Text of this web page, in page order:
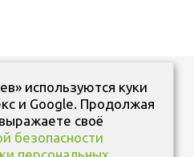
287 11 11
используются куки
и Google. Продолжая
своё
безопасности